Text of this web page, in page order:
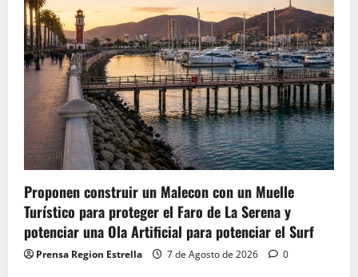
Proponen construir un Malecon con un Muelle
Turístico para proteger el Faro de La Serena y
potenciar una Ola Artificial para potenciar el Surf
Prensa Region Estrella 7 de Agosto de 2026 0